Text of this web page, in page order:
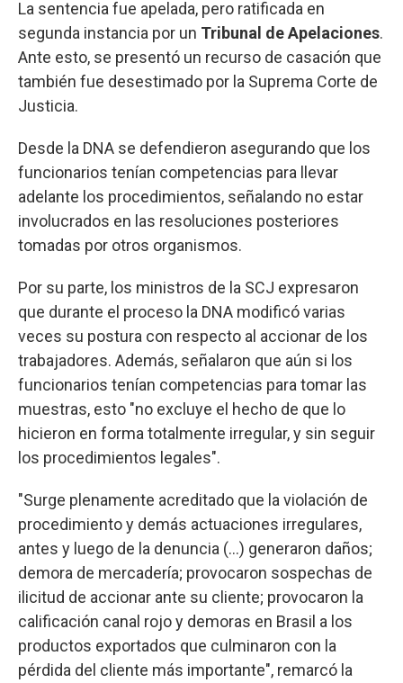
La sentencia fue apelada, pero ratificada en
segunda instancia por un Tribunal de Apelaciones.
Ante esto, se presentó un recurso de casación que
también fue desestimado por la Suprema Corte de
Justicia.
Desde la DNA se defendieron asegurando que los
funcionarios tenían competencias para llevar
adelante los procedimientos, señalando no estar
involucrados en las resoluciones posteriores
tomadas por otros organismos.
Por su parte, los ministros de la SCJ expresaron
que durante el proceso la DNA modificó varias
veces su postura con respecto al accionar de los
trabajadores. Además, señalaron que aún si los
funcionarios tenían competencias para tomar las
muestras, esto "no excluye el hecho de que lo
hicieron en forma totalmente irregular, y sin seguir
los procedimientos legales".
"Surge plenamente acreditado que la violación de
procedimiento y demás actuaciones irregulares,
antes y luego de la denuncia (...) generaron daños;
demora de mercadería; provocaron sospechas de
ilicitud de accionar ante su cliente; provocaron la
calificación canal rojo y demoras en Brasil a los
productos exportados que culminaron con la
pérdida del cliente más importante", remarcó la